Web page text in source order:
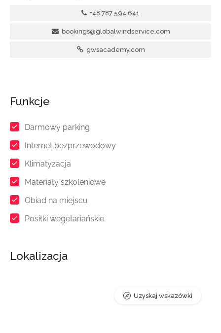
+48 787 594 641
bookings@globalwindservice.com
gwsacademy.com
Funkcje
Darmowy parking
Internet bezprzewodowy
Klimatyzacja
Materiały szkoleniowe
Obiad na miejscu
Posiłki wegetariańskie
Lokalizacja
Uzyskaj wskazówki